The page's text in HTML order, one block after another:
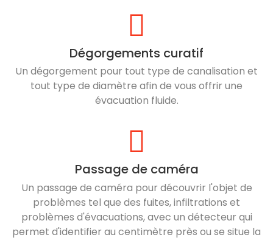
Dégorgements curatif
Un dégorgement pour tout type de canalisation et
tout type de diamètre afin de vous offrir une
évacuation fluide.
Passage de caméra
Un passage de caméra pour découvrir l'objet de
problèmes tel que des fuites, infiltrations et
problèmes d'évacuations, avec un détecteur qui
permet d'identifier au centimètre près ou se situe la